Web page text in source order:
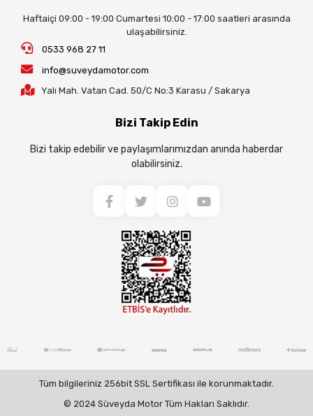
Haftaiçi 09:00 - 19:00 Cumartesi 10:00 - 17:00 saatleri arasında
ulaşabilirsiniz.
0533 968 27 11
info@suveydamotor.com
Yalı Mah. Vatan Cad. 50/C No:3 Karasu / Sakarya
Bizi Takip Edin
Bizi takip edebilir ve paylaşımlarımızdan anında haberdar
olabilirsiniz.
Tüm bilgileriniz 256bit SSL Sertifikası ile korunmaktadır.
© 2024 Süveyda Motor Tüm Hakları Saklıdır.